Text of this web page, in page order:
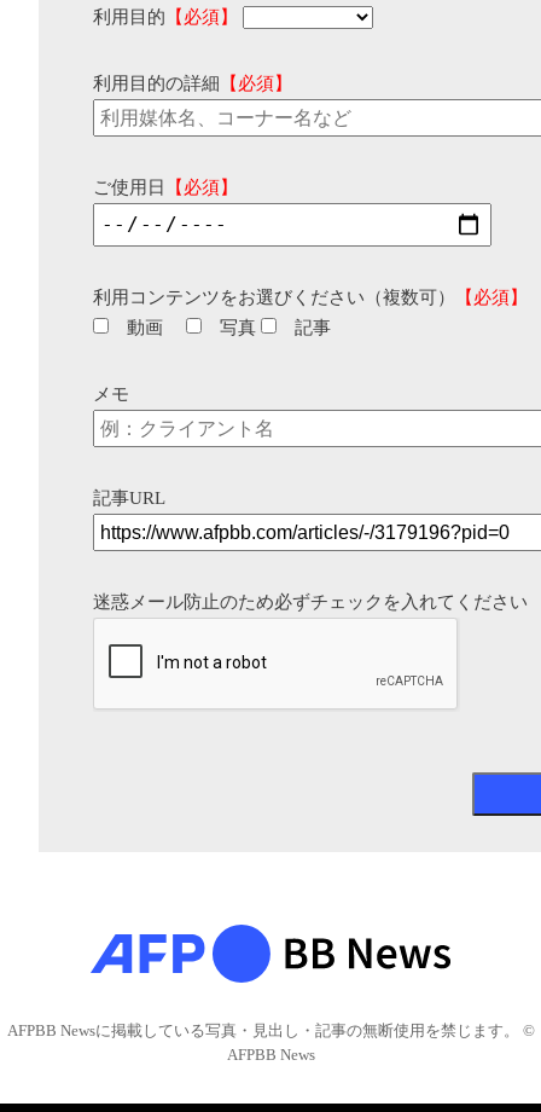
利用目的 【必須】
利用目的の詳細 【必須】
ご使用日 【必須】
利用コンテンツをお選びください（複数可）
【必須】
動画
写真 記事
メモ
記事URL
迷惑メール防止のため必ずチェックを入れてください
AFPBB Newsに掲載している写真・見出し・記事の無断使用を禁じます。 ©
AFPBB News